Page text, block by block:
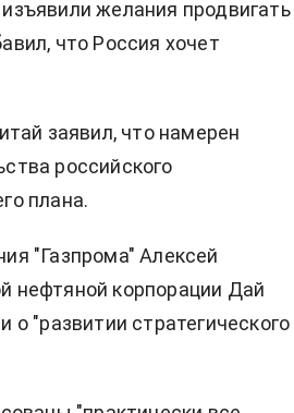
желания продвигать
что Россия хочет
заявил, что намерен
российского
плана.
"Газпрома" Алексей
нефтяной корпорации Дай
о "развитии стратегического